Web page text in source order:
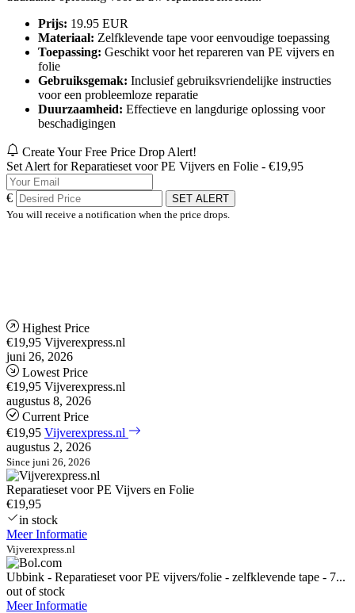
Prijs: 19.95 EUR
Materiaal: Zelfklevende tape voor eenvoudige toepassing
Toepassing: Geschikt voor het repareren van PE vijvers en
folie
Gebruiksgemak: Inclusief gebruiksvriendelijke instructies
voor een probleemloze reparatie
Duurzaamheid: Effectieve en langdurige oplossing voor
beschadigingen
Create Your Free Price Drop Alert!
Set Alert for Reparatieset voor PE Vijvers en Folie - €19,95
€
SET ALERT
You will receive a notification when the price drops.
Highest Price
€19,95 Vijverexpress.nl
juni 26, 2026
Lowest Price
€19,95 Vijverexpress.nl
augustus 8, 2026
Current Price
€19,95 Vijverexpress.nl
augustus 2, 2026
Since juni 26, 2026
Reparatieset voor PE Vijvers en Folie
€19,95
in stock
Meer Informatie
Vijverexpress.nl
Ubbink - Reparatieset voor PE vijvers/folie - zelfklevende tape - 7...
out of stock
Meer Informatie